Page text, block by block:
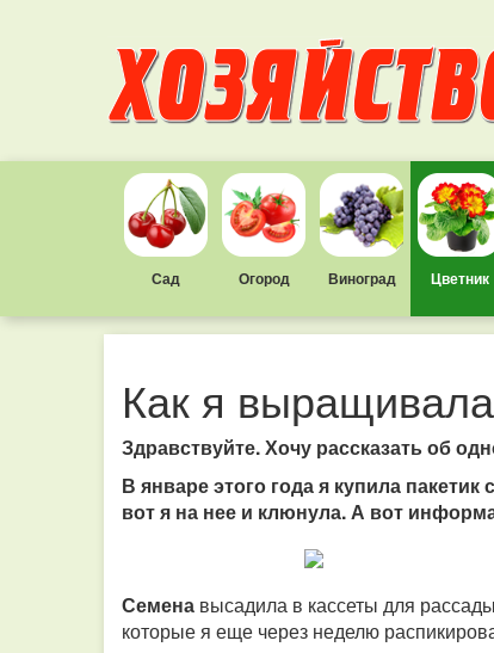
Сад Огород Виноград Цветник
Как я
Здравствуйте. Хочу рассказать об
В январе этого года я купила
вот я на нее и клюнула. А вот
Семена высадила в кассеты для
которые я еще через неделю